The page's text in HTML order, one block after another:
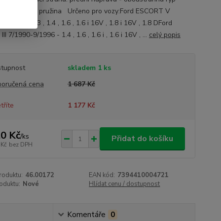
šroubovitá pružina Určeno pro vozy:Ford ESCORT V
2/1995 - 1.3 , 1.4 , 1.6 , 1.6 i 16V , 1.8 i 16V , 1.8 DFord
III 7/1990-9/1996 - 1.4 , 1.6 , 1.6 i , 1.6 i 16V , ... celý popis
skladem 1 ks
cena
1 687 Kč
1 177 Kč
Kč/ks
bez DPH
Přidat do košíku
46.00172 EAN kód: 7394410004721
Nové Hlídat cenu / dostupnost
Komentáře 0